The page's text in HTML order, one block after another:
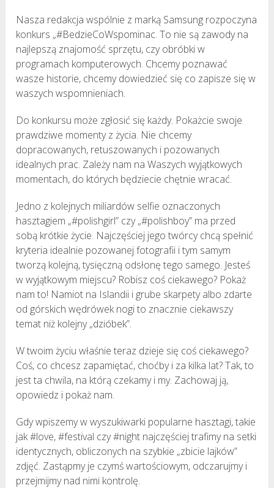
Nasza redakcja wspólnie z marką Samsung rozpoczyna
konkurs „#BedzieCoWspominac. To nie są zawody na
najlepszą znajomość sprzętu, czy obróbki w
programach komputerowych. Chcemy poznawać
wasze historie, chcemy dowiedzieć się co zapisze się w
waszych wspomnieniach.
Do konkursu może zgłosić się każdy. Pokażcie swoje
prawdziwe momenty z życia. Nie chcemy
dopracowanych, retuszowanych i pozowanych
idealnych prac. Zależy nam na Waszych wyjątkowych
momentach, do których będziecie chętnie wracać.
Jedno z kolejnych miliardów selfie oznaczonych
hasztagiem „#polishgirl” czy „#polishboy” ma przed
sobą krótkie życie. Najczęściej jego twórcy chcą spełnić
kryteria idealnie pozowanej fotografii i tym samym
tworzą kolejną, tysięczną odsłonę tego samego. Jesteś
w wyjątkowym miejscu? Robisz coś ciekawego? Pokaż
nam to! Namiot na Islandii i grube skarpety albo zdarte
od górskich wędrówek nogi to znacznie ciekawszy
temat niż kolejny „dzióbek”.
W twoim życiu właśnie teraz dzieje się coś ciekawego?
Coś, co chcesz zapamiętać, choćby i za kilka lat? Tak, to
jest ta chwila, na którą czekamy i my. Zachowaj ją,
opowiedz i pokaż nam.
Gdy wpiszemy w wyszukiwarki popularne hasztagi, takie
jak #love, #festival czy #night najczęściej trafimy na setki
identycznych, obliczonych na szybkie „zbicie lajków”
zdjęć. Zastąpmy je czymś wartościowym, odczarujmy i
przejmijmy nad nimi kontrolę.